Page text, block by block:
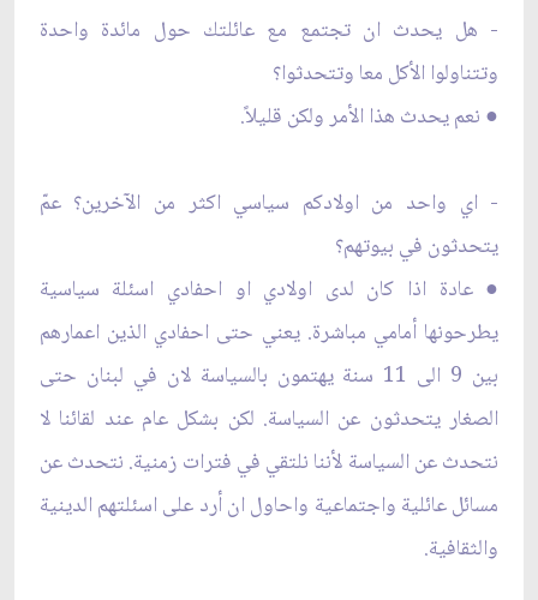
- هل يحدث ان تجتمع مع عائلتك حول مائدة واحدة
وتتناولوا الأكل معا وتتحدثوا؟
● نعم يحدث هذا الأمر ولكن قليلاً.
- اي واحد من اولادكم سياسي اكثر من الآخرين؟ عمّ
يتحدثون في بيوتهم؟
● عادة اذا كان لدى اولادي او احفادي اسئلة سياسية
يطرحونها أمامي مباشرة. يعني حتى احفادي الذين اعمارهم
بين 9 الى 11 سنة يهتمون بالسياسة لان في لبنان حتى
الصغار يتحدثون عن السياسة. لكن بشكل عام عند لقائنا لا
نتحدث عن السياسة لأننا نلتقي في فترات زمنية. نتحدث عن
مسائل عائلية واجتماعية واحاول ان أرد على اسئلتهم الدينية
والثقافية.